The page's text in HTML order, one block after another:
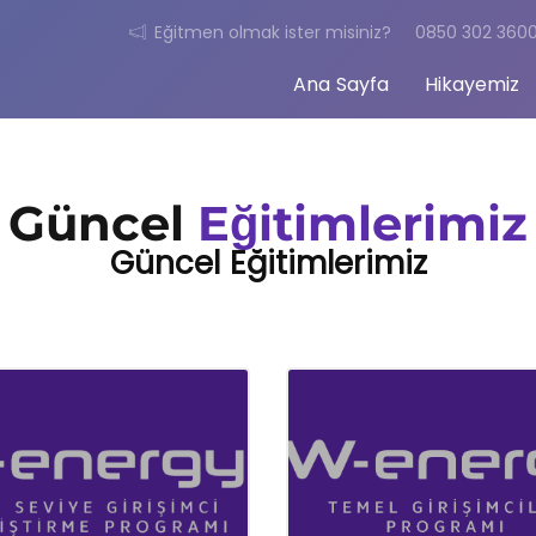
Eğitmen olmak ister misiniz? 0850 302
Hikayemiz
Ana Sayfa
EĞITIMLERIMIZ
Güncel Eğitimlerimiz